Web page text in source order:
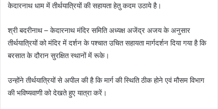
केदारनाथ धाम में तीर्थयात्रियों की सहायता हेतु कदम उठाये है।
श्री बदरीनाथ – केदारनाथ मंदिर समिति अध्यक्ष अजेंद्र अजय के अनुसार
तीर्थयात्रियों को मंदिर में दर्शन के पश्चात उचित सहायता मार्गदर्शन दिया गया है कि
बरसात के दौरान सुरक्षित स्थानों में रूके।
उन्होंने तीर्थयात्रियों से अपील की है कि मार्ग की स्थिति ठीक होने एवं मौसम विभाग
की भविष्यवाणी को देखते हुए यात्रा करें।